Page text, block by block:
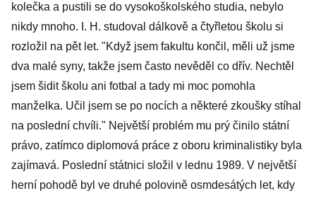
kolečka a pustili se do vysokoškolského studia, nebylo
nikdy mnoho. I. H. studoval dálkově a čtyřletou školu si
rozložil na pět let. "Když jsem fakultu končil, měli už jsme
dva malé syny, takže jsem často nevěděl co dřív. Nechtěl
jsem šidit školu ani fotbal a tady mi moc pomohla
manželka. Učil jsem se po nocích a některé zkoušky stíhal
na poslední chvíli." Největší problém mu prý činilo státní
právo, zatímco diplomová práce z oboru kriminalistiky byla
zajímavá. Poslední státnici složil v lednu 1989. V největší
herní pohodě byl ve druhé polovině osmdesátých let, kdy